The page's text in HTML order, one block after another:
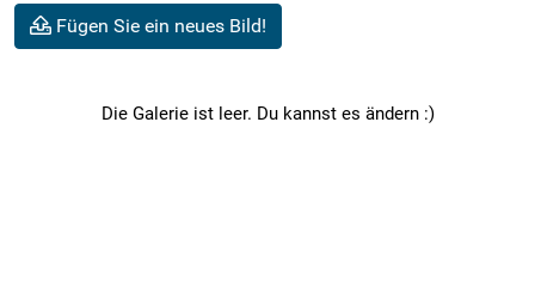
Fügen Sie ein neues Bild!
Die Galerie ist leer. Du kannst es ändern :)